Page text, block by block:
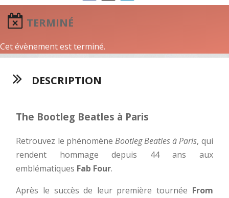
TERMINÉ
Cet évènement est terminé.
DESCRIPTION
The Bootleg Beatles à Paris
Retrouvez le phénomène Bootleg Beatles à Paris, qui
rendent hommage depuis 44 ans aux
emblématiques Fab Four.
Après le succès de leur première tournée From